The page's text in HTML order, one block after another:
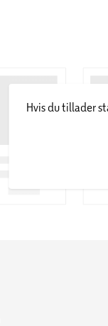
Hvis du tillader